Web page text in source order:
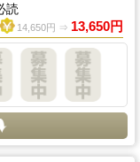
読
14,650円 ⇒ 13,650円